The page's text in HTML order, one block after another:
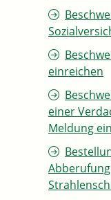
einreichen
einer
Meldung